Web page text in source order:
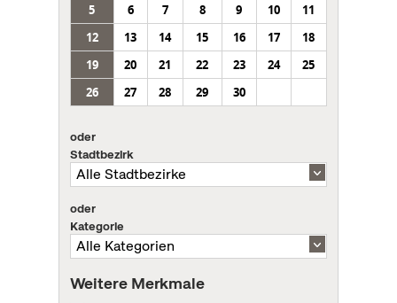
5
6 7 8 9 10
11
12
13 14 15 16 17
18
19
20 21 22 23 24
25
26
27 28 29 30
oder
Stadtbezirk
oder
Kategorie
Weitere Merkmale